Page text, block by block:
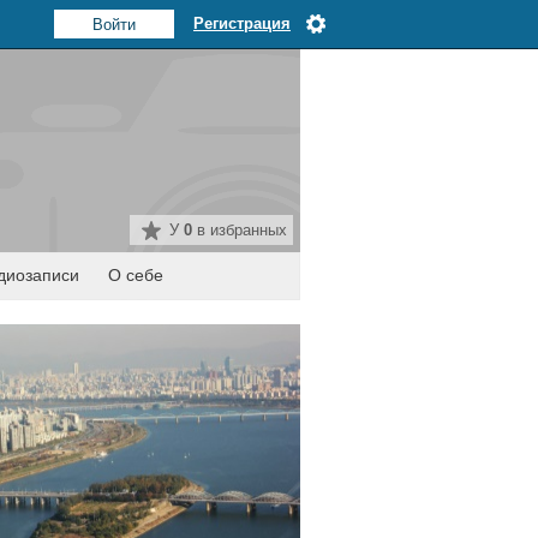
Регистрация
У 0 в избранных
О себе